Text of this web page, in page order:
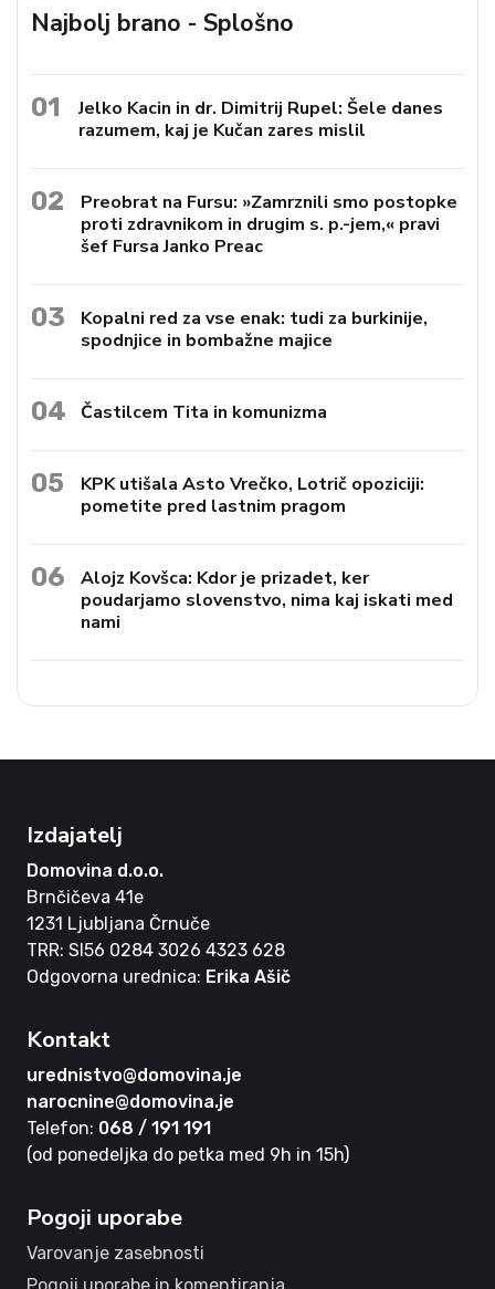
Najbolj brano - Splošno
01
Jelko Kacin in dr. Dimitrij Rupel: Šele danes
razumem, kaj je Kučan zares mislil
02
Preobrat na Fursu: »Zamrznili smo postopke
proti zdravnikom in drugim s. p.-jem,« pravi
šef Fursa Janko Preac
03
Kopalni red za vse enak: tudi za burkinije,
spodnjice in bombažne majice
04 Častilcem Tita in komunizma
05
KPK utišala Asto Vrečko, Lotrič opoziciji:
pometite pred lastnim pragom
06
Alojz Kovšca: Kdor je prizadet, ker
poudarjamo slovenstvo, nima kaj iskati med
nami
Izdajatelj
Domovina d.o.o.
Brnčičeva 41e
1231 Ljubljana Črnuče
TRR: SI56 0284 3026 4323 628
Odgovorna urednica: Erika Ašič
Kontakt
urednistvo@domovina.je
narocnine@domovina.je
Telefon: 068 / 191 191
(od ponedeljka do petka med 9h in 15h)
Pogoji uporabe
Varovanje zasebnosti